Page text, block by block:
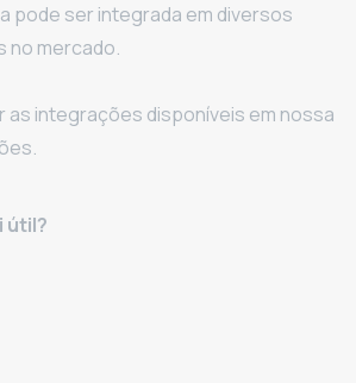
pode ser integrada em diversos
no mercado.
as integrações disponíveis em nossa
útil?